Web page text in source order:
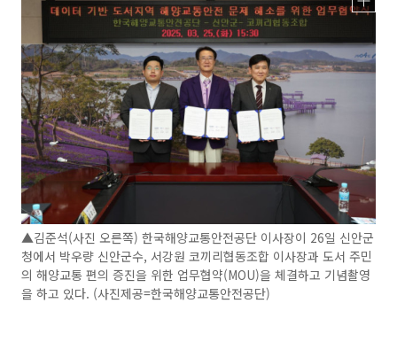
▲김준석(사진 오른쪽) 한국해양교통안전공단 이사장이 26일 신안군
청에서 박우량 신안군수, 서강원 코끼리협동조합 이사장과 도서 주민
의 해양교통 편의 증진을 위한 업무협약(MOU)을 체결하고 기념촬영
을 하고 있다. (사진제공=한국해양교통안전공단)